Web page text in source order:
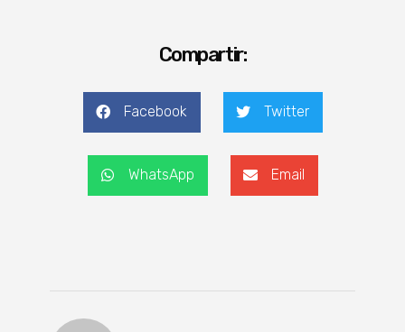
Compartir:
Facebook Twitter
WhatsApp Email